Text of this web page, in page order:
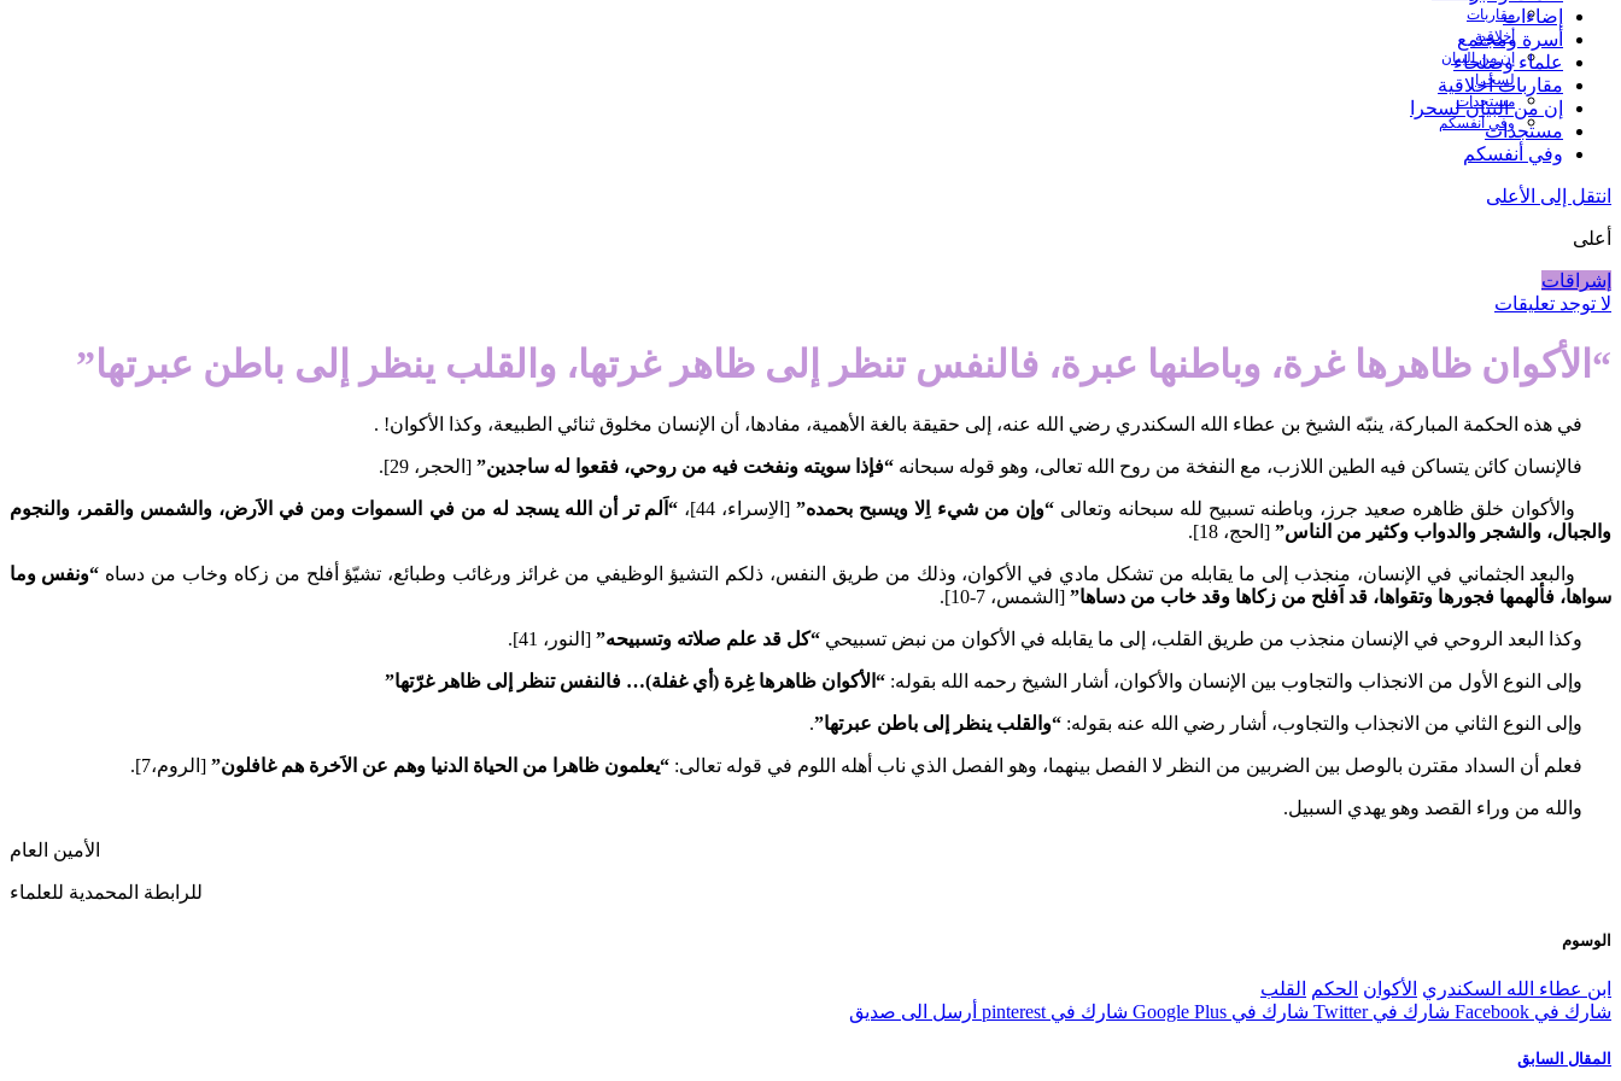
مقاربات
أخلاقية
إن من البيان
لسحرا
مستجدات
وفي أنفسكم
إضاءات
أسرة ومجتمع
علماء وصلحاء
مقاربات أخلاقية
إن من البيان لسحرا
مستجدات
وفي أنفسكم
انتقل إلى الأعلى
أعلى
إشراقات
لا توجد تعليقات
“الأكوان ظاهرها غرة، وباطنها عبرة، فالنفس تنظر إلى ظاهر غرتها، والقلب ينظر إلى باطن عبرتها”
في هذه الحكمة المباركة، ينبّه الشيخ بن عطاء الله السكندري رضي الله عنه، إلى حقيقة بالغة الأهمية، مفادها، أن الإنسان مخلوق ثنائي الطبيعة، وكذا الأكوان! .
فالإنسان كائن يتساكن فيه الطين اللازب، مع النفخة من روح الله تعالى، وهو قوله سبحانه “فإذا سويته ونفخت فيه من روحي، فقعوا له ساجدين” [الحجر، 29].
والأكوان خلق ظاهره صعيد جرز، وباطنه تسبيح لله سبحانه وتعالى“وإن من شيء اِلا ويسبح بحمده”[الاِسراء، 44]،
“اَلم تر أن الله يسجد له من في السموات ومن في الاَرض، والشمس والقمر، والنجوم
والجبال، والشجر والدواب وكثير من الناس” [الحج، 18].
والبعد الجثماني في الإنسان، منجذب إلى ما يقابله من تشكل مادي في الأكوان، وذلك من طريق النفس، ذلكم التشيؤ الوظيفي من غرائز ورغائب وطبائع، تشيّؤ أفلح من زكاه وخاب من دساه “ونفس وما
سواها، فألهمها فجورها وتقواها، قد اَفلح من زكاها وقد خاب من دساها” [الشمس، 7-10].
وكذا البعد الروحي في الإنسان منجذب من طريق القلب، إلى ما يقابله في الأكوان من نبض تسبيحي “كل قد علم صلاته وتسبيحه” [النور، 41].
وإلى النوع الأول من الانجذاب والتجاوب بين الإنسان والأكوان، أشار الشيخ رحمه الله بقوله: “الأكوان ظاهرها غِرة (أي غفلة)… فالنفس تنظر إلى ظاهر غرّتها”
وإلى النوع الثاني من الانجذاب والتجاوب، أشار رضي الله عنه بقوله: “والقلب ينظر إلى باطن عبرتها”.
فعلم أن السداد مقترن بالوصل بين الضربين من النظر لا الفصل بينهما، وهو الفصل الذي ناب أهله اللوم في قوله تعالى: “يعلمون ظاهرا من الحياة الدنيا وهم عن الاَخرة هم غافلون” [الروم،7].
والله من وراء القصد وهو يهدي السبيل.
الأمين العام
للرابطة المحمدية للعلماء
الوسوم
ابن عطاء الله السكندري الأكوان الحكم
القلب
شارك في Facebook
شارك في Twitter شارك في Google Plus شارك في pinterest أرسل الى صديق
المقال السابق